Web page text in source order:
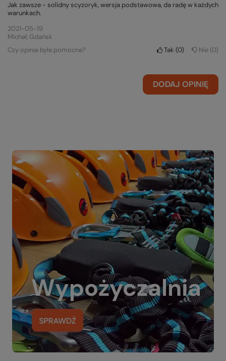
Jak zawsze - solidny scyzoryk, wersja podstawowa, da radę w każdych
warunkach.
2021-05-19
Michał, Gdańsk
Czy opinia była pomocna?
Tak 0 Nie 0
DODAJ OPINIĘ